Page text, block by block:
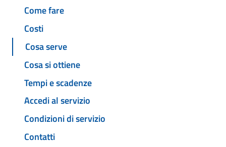
Come fare
Costi
Cosa serve
Cosa si ottiene
Tempi e scadenze
Accedi al servizio
Condizioni di servizio
Contatti